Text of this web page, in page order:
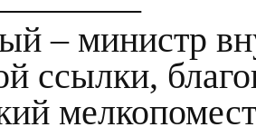
– министр
ссылки,